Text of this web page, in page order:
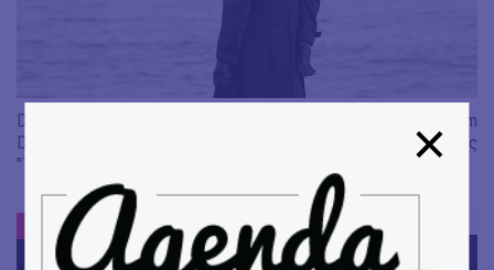
Don't Let Me Be Misunderstood | Alexandros Livitsanos, Willem
Dafoe, Czech Studio Orchestra | Από το soundtrack της ταινίας
"The Birthday Party"
ΝΕΑ